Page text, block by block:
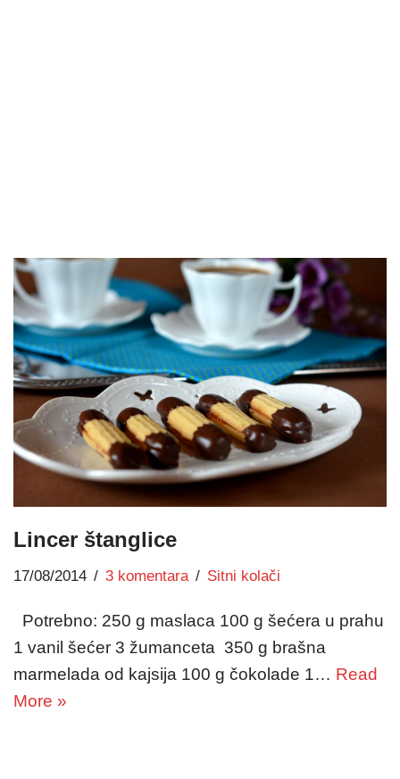
Lincer štanglice
17/08/2014 3 komentara Sitni kolači
Potrebno: 250 g maslaca 100 g šećera u prahu
1 vanil šećer 3 žumanceta 350 g brašna
marmelada od kajsija 100 g čokolade 1… Read
More »